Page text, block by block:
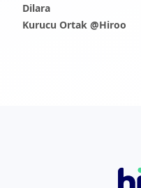
Dilara
Kurucu Ortak @Hiroo